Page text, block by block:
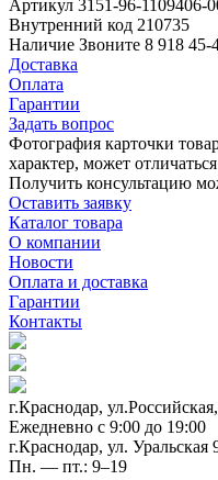
Артикул 3151-96-1109406-
Внутренний код 210735
Наличие Звоните 8 918 45-
Доставка
Оплата
Гарантии
Задать вопрос
Фотография карточки
характер, может
Получить консультацию
Оставить заявку
Каталог товара
О компании
Новости
Оплата и доставка
Гарантии
Контакты
г.Краснодар,
Ежедневно c 9:00 до 19:00
г.Краснодар, ул. Уральская
Пн. — пт.: 9–19